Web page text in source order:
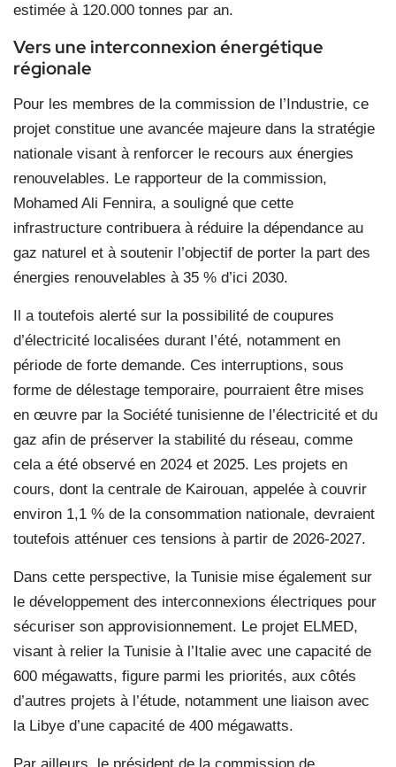
estimée à 120.000 tonnes par an.
Vers une interconnexion énergétique
régionale
Pour les membres de la commission de l’Industrie, ce
projet constitue une avancée majeure dans la stratégie
nationale visant à renforcer le recours aux énergies
renouvelables. Le rapporteur de la commission,
Mohamed Ali Fennira, a souligné que cette
infrastructure contribuera à réduire la dépendance au
gaz naturel et à soutenir l’objectif de porter la part des
énergies renouvelables à 35 % d’ici 2030.
Il a toutefois alerté sur la possibilité de coupures
d’électricité localisées durant l’été, notamment en
période de forte demande. Ces interruptions, sous
forme de délestage temporaire, pourraient être mises
en œuvre par la Société tunisienne de l’électricité et du
gaz afin de préserver la stabilité du réseau, comme
cela a été observé en 2024 et 2025. Les projets en
cours, dont la centrale de Kairouan, appelée à couvrir
environ 1,1 % de la consommation nationale, devraient
toutefois atténuer ces tensions à partir de 2026-2027.
Dans cette perspective, la Tunisie mise également sur
le développement des interconnexions électriques pour
sécuriser son approvisionnement. Le projet ELMED,
visant à relier la Tunisie à l’Italie avec une capacité de
600 mégawatts, figure parmi les priorités, aux côtés
d’autres projets à l’étude, notamment une liaison avec
la Libye d’une capacité de 400 mégawatts.
Par ailleurs, le président de la commission de